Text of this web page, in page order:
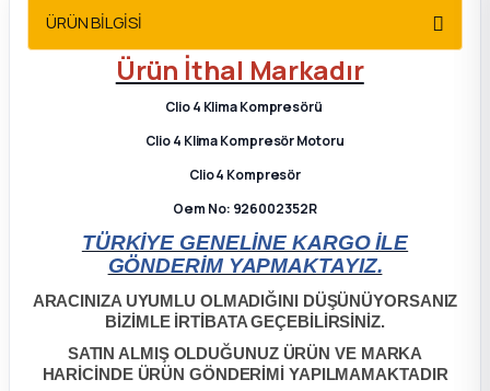
Sedan
Parça
ÜRÜN BİLGİSİ
Ürün İthal Markadır
Clio 4 Klima Kompresörü
Clio 4 Klima Kompresör Motoru
Clio 4 Kompresör
Oem No: 926002352R
TÜRKİYE GENELİNE KARGO İLE
GÖNDERİM YAPMAKTAYIZ.
ARACINIZA UYUMLU OLMADIĞINI DÜŞÜNÜYORSANIZ
BİZİMLE İRTİBATA GEÇEBİLİRSİNİZ.
SATIN ALMIŞ OLDUĞUNUZ ÜRÜN VE MARKA
HARİCİNDE ÜRÜN GÖNDERİMİ YAPILMAMAKTADIR